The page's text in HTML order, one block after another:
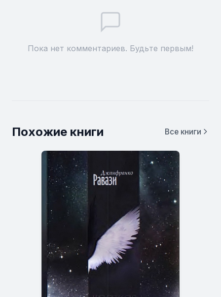
Пока нет комментариев. Будьте первым!
Похожие книги Все книги